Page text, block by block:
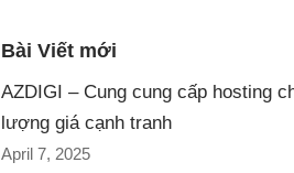
Bài Viết mới
AZDIGI – Cung cung cấp hosting
lượng giá cạnh tranh
April 7, 2025